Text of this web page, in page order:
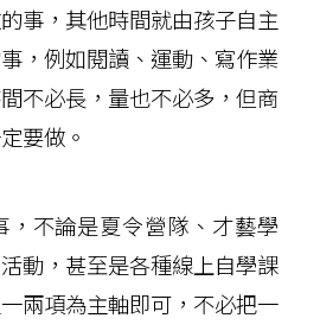
事，其他時間就由孩子自主
，例如閱讀、運動、寫作業
不必長，量也不必多，但商
要做。
不論是夏令營隊、才藝學
動，甚至是各種線上自學課
兩項為主軸即可，不必把一